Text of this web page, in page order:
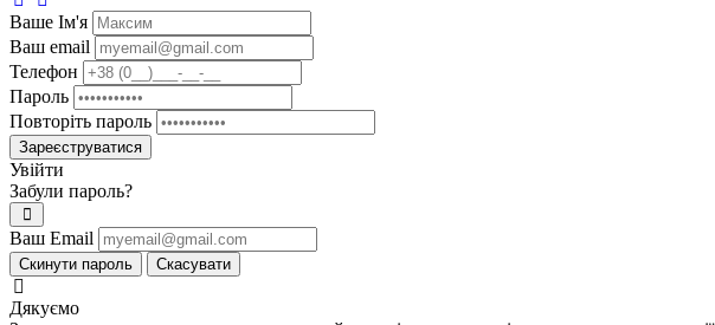
Ваше Iм'я
Ваш email
Телефон
Пароль
Повторіть пароль
Зареєструватися
Увійти
Забули пароль?
Ваш Email
Скинути пароль Скасувати
Дякуємо